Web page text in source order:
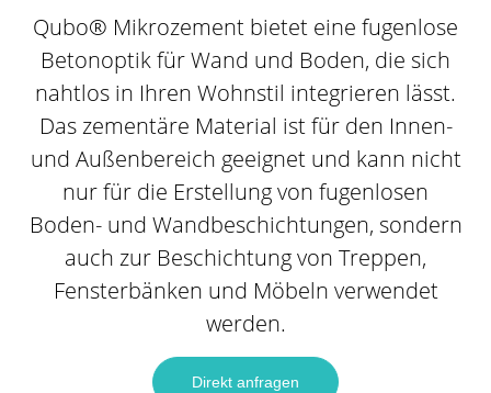
Qubo® Mikrozement bietet eine fugenlose
Betonoptik für Wand und Boden, die sich
nahtlos in Ihren Wohnstil integrieren lässt.
Das zementäre Material ist für den Innen-
und Außenbereich geeignet und kann nicht
nur für die Erstellung von fugenlosen
Boden- und Wandbeschichtungen, sondern
auch zur Beschichtung von Treppen,
Fensterbänken und Möbeln verwendet
werden.
Direkt anfragen